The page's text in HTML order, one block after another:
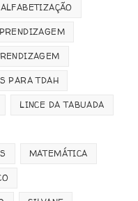
PARA TDAH
LINCE DA TABUADA
MATEMÁTICA